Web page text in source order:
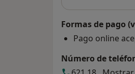
Formas de pago
Pago online
Número de